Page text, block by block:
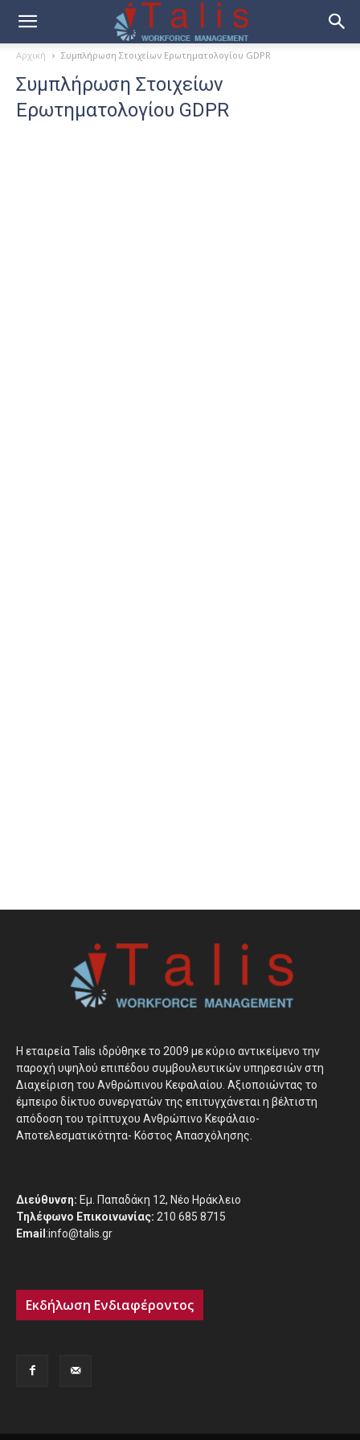
Αρχική Συμπλήρωση Στοιχείων Ερωτηματολογίου GDPR
Συμπλήρωση Στοιχείων
Ερωτηματολογίου GDPR
H εταιρεία Talis ιδρύθηκε το 2009 με κύριο αντικείμενο την
παροχή υψηλού επιπέδου συμβουλευτικών υπηρεσιών στη
Διαχείριση του Ανθρώπινου Κεφαλαίου. Αξιοποιώντας το
έμπειρο δίκτυο συνεργατών της επιτυγχάνεται η βέλτιστη
απόδοση του τρίπτυχου Ανθρώπινο Κεφάλαιο-
Αποτελεσματικότητα- Κόστος Απασχόλησης.
Διεύθυνση: Εμ. Παπαδάκη 12, Νέο Ηράκλειο
Τηλέφωνο Επικοινωνίας: 210 685 8715
Email :info@talis.gr
Εκδήλωση Ενδιαφέροντος